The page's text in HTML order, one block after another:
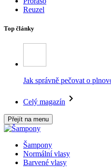
Reuzel
Top články
Jak správně pečovat o
Celý magazín
Přejít na menu
Šampony
Normální vlasy
Barvené vlasy